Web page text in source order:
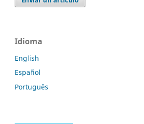
Idioma
English
Español
Português